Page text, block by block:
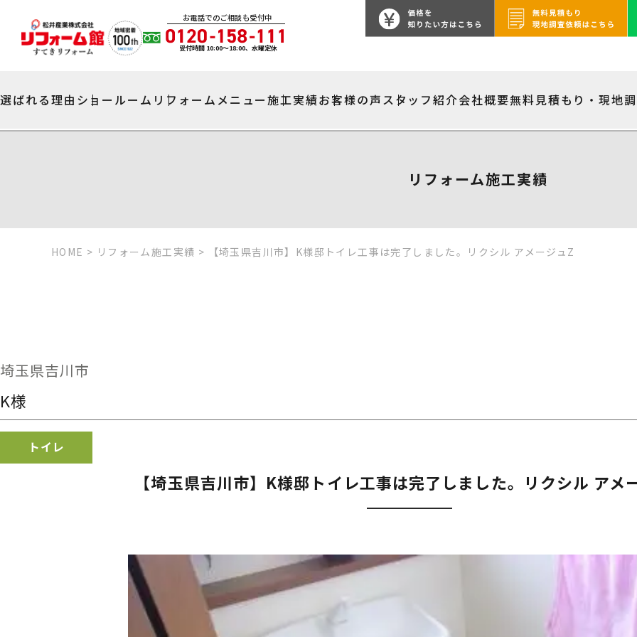
お電話でのご相談も受付中
受付時間 10:00〜18:00、水曜定休
選ばれる理由 ショールーム リフォームメニュー施工実績お客様の声スタッフ紹介会社概要無料見積もり・現地
リフォーム施工実績
HOME > リフォーム施工実績 > 【埼玉県吉川市】K様邸トイレ工事は完了しました。リクシル アメージュZ
埼玉県吉川市
K様
トイレ
【埼玉県吉川市】K様邸トイレ工事は完了しました。リクシル アメ